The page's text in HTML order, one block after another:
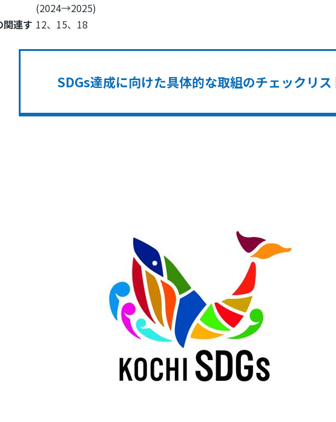
(2024→2025)
関連す 12、15、18
SDGs達成に向けた具体的な取組のチェックリス